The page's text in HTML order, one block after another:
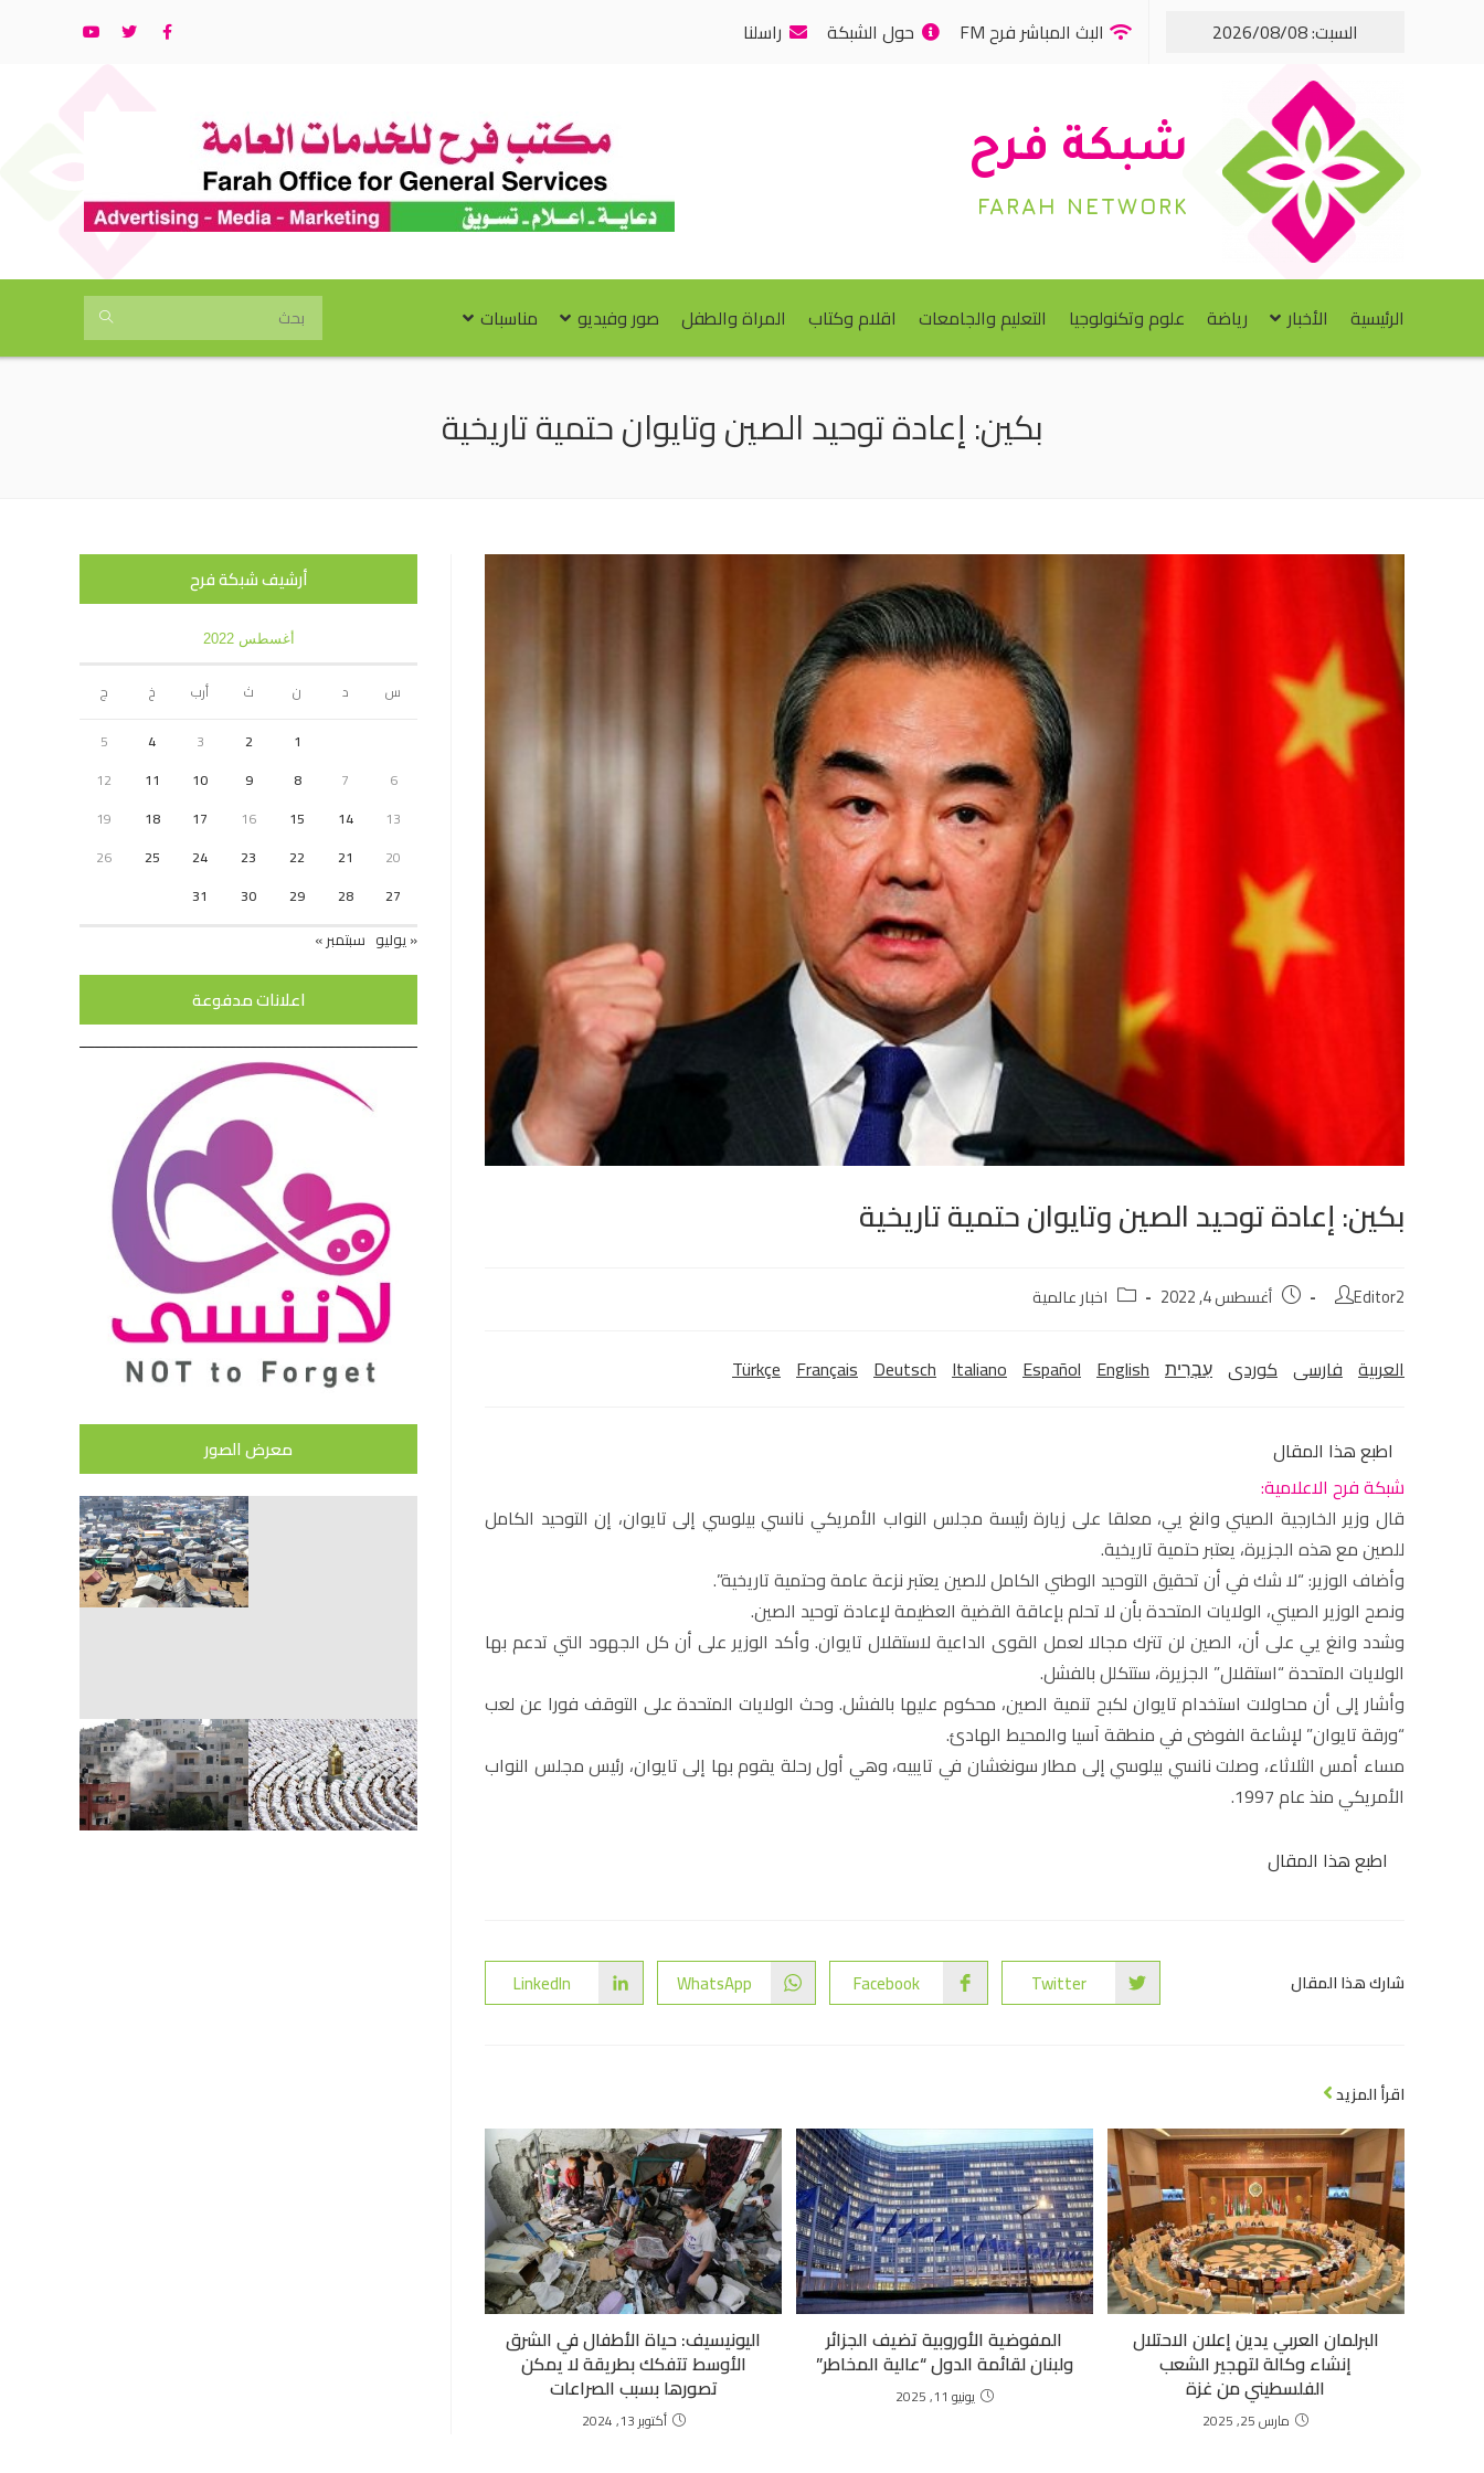
السبت: 2026/08/08 البث المباشر فرح FM حول الشبكة راسلنا
شبكة فرح
FARAH NETWORK
الرئيسية الأخبار رياضة علوم وتكنولوجيا التعليم والجامعات اقلام وكتاب المراة والطفل صور وفيديو مناسبات
بكين: إعادة توحيد الصين وتايوان حتمية تاريخية
بكين: إعادة توحيد الصين وتايوان حتمية تاريخية
Editor2 أغسطس 4, 2022 اخبار عالمية
العربية فارسی كوردی‎ עִבְרִית Türkçe Français Deutsch Italiano Español English
اطبع هذا المقال
شبكة فرح الاعلامية:
قال وزير الخارجية الصيني وانغ يي، معلقا على زيارة رئيسة مجلس النواب الأمريكي نانسي بيلوسي إلى تايوان، إن التوحيد الكامل
للصين مع هذه الجزيرة، يعتبر حتمية تاريخية.
وأضاف الوزير: “لا شك في أن تحقيق التوحيد الوطني الكامل للصين يعتبر نزعة عامة وحتمية تاريخية”.
ونصح الوزير الصيني، الولايات المتحدة بأن لا تحلم بإعاقة القضية العظيمة لإعادة توحيد الصين.
وشدد وانغ يي على أن، الصين لن تترك مجالا لعمل القوى الداعية لاستقلال تايوان. وأكد الوزير على أن كل الجهود التي تدعم بها
الولايات المتحدة “استقلال” الجزيرة، ستتكلل بالفشل.
وأشار إلى أن محاولات استخدام تايوان لكبح تنمية الصين، محكوم عليها بالفشل. وحث الولايات المتحدة على التوقف فورا عن لعب
“ورقة تايوان” لإشاعة الفوضى في منطقة آسيا والمحيط الهادئ.
مساء أمس الثلاثاء، وصلت نانسي بيلوسي إلى مطار سونغشان في تايبيه، وهي أول رحلة يقوم بها إلى تايوان، رئيس مجلس النواب
الأمريكي منذ عام 1997.
اطبع هذا المقال
شارك هذا المقال Twitter
Facebook
WhatsApp
LinkedIn
اقرأ المزيد
اليونيسيف: حياة الأطفال في الشرق
الأوسط تتفكك بطريقة لا يمكن
تصورها بسبب الصراعات
أكتوبر 13, 2024
المفوضية الأوروبية تضيف الجزائر
ولبنان لقائمة الدول “عالية المخاطر”
يونيو 11, 2025
البرلمان العربي يدين إعلان الاحتلال
إنشاء وكالة لتهجير الشعب
الفلسطيني من غزة
مارس 25, 2025
أرشيف شبكة فرح
أغسطس 2022
س د ن ث أرب خ
ج
1
2
3
4
5
6
7
8
9
10
11
12
13
14
15
16
17
18
19
20
21
22
23
24
25
26
27
28
29
30
31
« يوليو سبتمبر »
اعلانات مدفوعة
معرض الصور